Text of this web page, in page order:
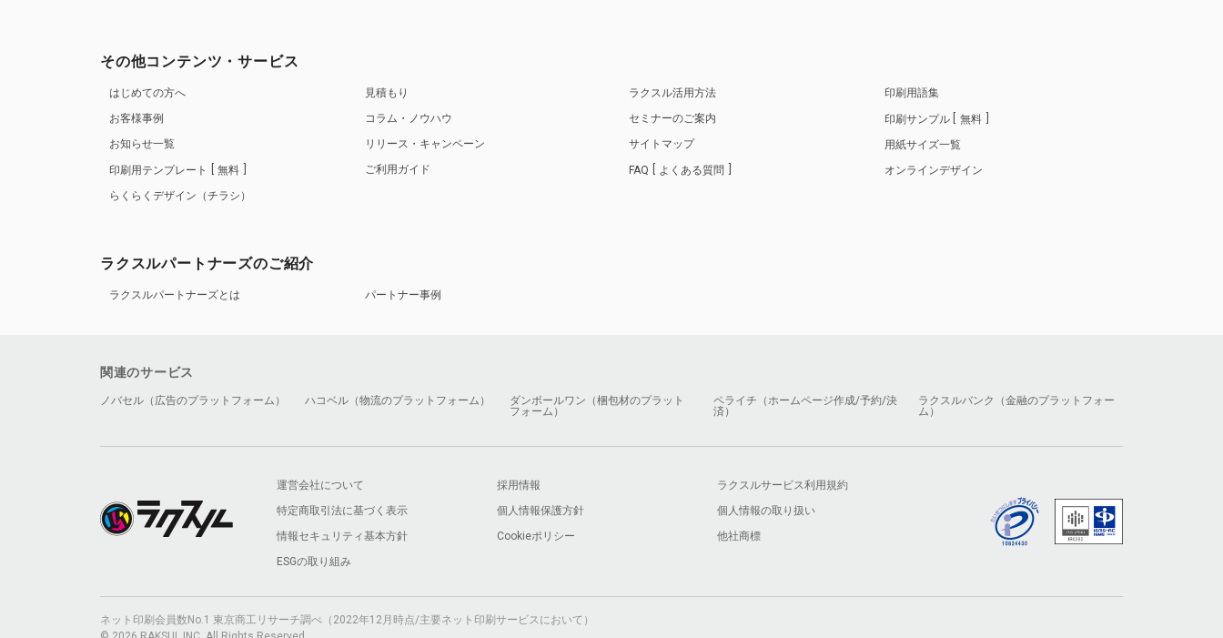
その他コンテンツ・サービス
はじめての方へ
お客様事例
お知らせ一覧
印刷用テンプレート
無料
らくらくデザイン（チラシ）
見積もり
コラム・ノウハウ
リリース・キャンペーン
ご利用ガイド
ラクスル活用方法
セミナーのご案内
サイトマップ
FAQ よくある質問
印刷用語集
印刷サンプル
無料
用紙サイズ一覧
オンラインデザイン
ラクスルパートナーズのご紹介
ラクスルパートナーズとは パートナー事例
関連のサービス
ノバセル（広告のプラットフォーム） ハコベル（物流のプラットフォーム）
ダンボールワン（梱包材のプラット
フォーム）
ペライチ（ホームページ作成/予約/決
済）
ラクスルバンク（金融のプラットフォー
ム）
運営会社について 採用情報
ラクスルサービス利用規約
特定商取引法に基づく表示
個人情報保護方針
個人情報の取り扱い
情報セキュリティ基本方針
Cookieポリシー
他社商標
ESGの取り組み
ネット印刷会員数No.1 東京商工リサーチ調べ（2022年12月時点/主要ネット印刷サービスにおいて）